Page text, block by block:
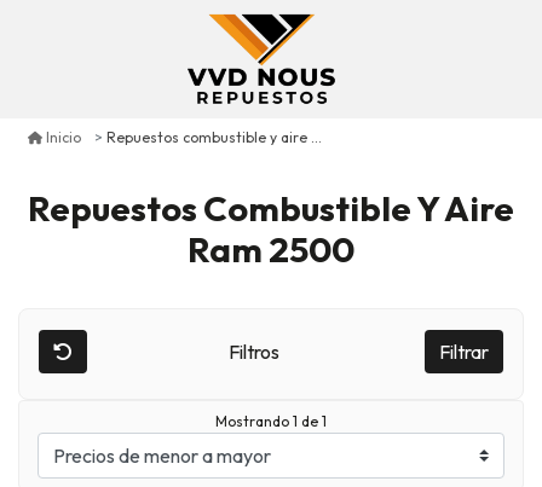
Inicio Repuestos combustible y aire ram 2500
Repuestos Combustible Y Aire
Ram 2500
Filtros Filtrar
Mostrando 1 de 1